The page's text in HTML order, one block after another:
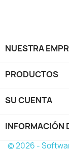
NUESTRA
PRODUCTOS
SU CUENTA
INFORMACIÓN
© 2026 -